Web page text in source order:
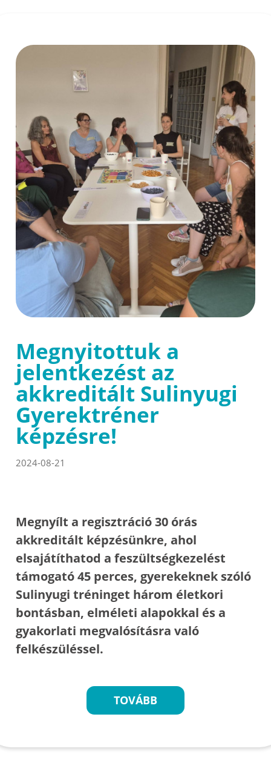
Megnyitottuk a
jelentkezést az
akkreditált Sulinyugi
Gyerektréner
képzésre!
2024-08-21
Megnyílt a regisztráció 30 órás
akkreditált képzésünkre, ahol
elsajátíthatod a feszültségkezelést
támogató 45 perces, gyerekeknek szóló
Sulinyugi tréninget három életkori
bontásban, elméleti alapokkal és a
gyakorlati megvalósításra való
felkészüléssel.
TOVÁBB